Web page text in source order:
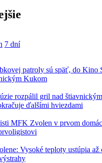
7 dní
patroly sú späť, do Kino
Kukom
rozpálil gril nad
ďalšími hviezdami
MFK Zvolen v prvom
Vysoké teploty ustúpia